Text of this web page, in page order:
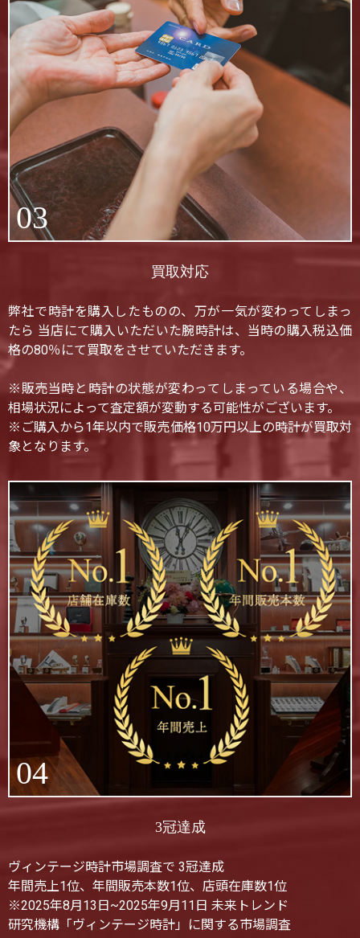
03
買取対応
弊社で時計を購入したものの、万が一気が変わってしまっ
たら 当店にて購入いただいた腕時計は、当時の購入税込価
格の80％にて買取をさせていただきます。
※販売当時と時計の状態が変わってしまっている場合や、
相場状況によって査定額が変動する可能性がございます。
※ご購入から1年以内で販売価格10万円以上の時計が買取対
象となります。
04
3冠達成
ヴィンテージ時計市場調査で 3冠達成
年間売上1位、年間販売本数1位、店頭在庫数1位
※2025年8月13日~2025年9月11日 未来トレンド
研究機構「ヴィンテージ時計」に関する市場調査